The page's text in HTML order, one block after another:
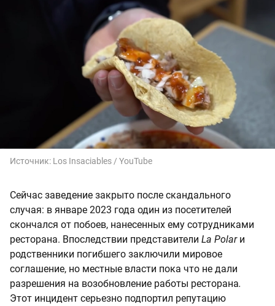
Источник: Los Insaciables / YouTube
Сейчас заведение закрыто после скандального
случая: в январе 2023 года один из посетителей
скончался от побоев, нанесенных ему сотрудниками
ресторана. Впоследствии представители La Polarи
родственники погибшего заключили мировое
соглашение, но местные власти пока что не дали
разрешения на возобновление работы ресторана.
Этот инцидент серьезно подпортил репутацию